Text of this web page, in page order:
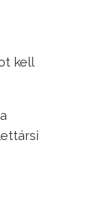
kell